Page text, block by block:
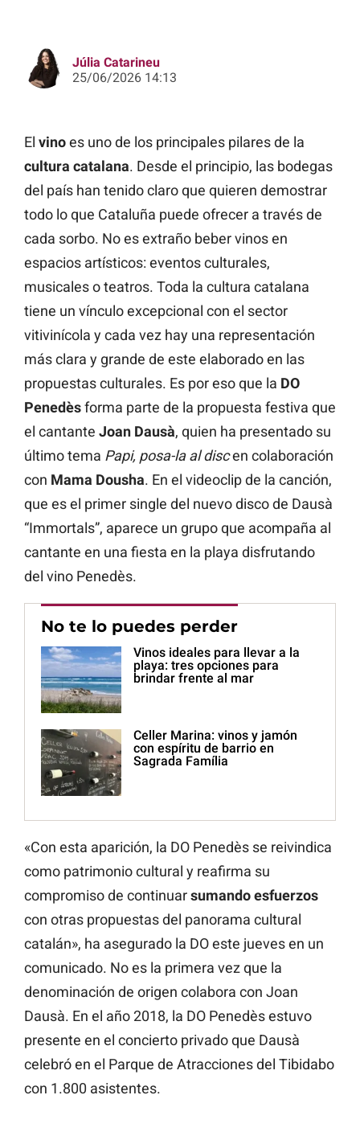
Júlia Catarineu
25/06/2026 14:13
El vinoes uno de los principales pilares de la
cultura catalana. Desde el principio, las bodegas
del país han tenido claro que quieren demostrar
todo lo que Cataluña puede ofrecer a través de
cada sorbo. No es extraño beber vinos en
espacios artísticos: eventos culturales,
musicales o teatros. Toda la cultura catalana
tiene un vínculo excepcional con el sector
vitivinícola y cada vez hay una representación
más clara y grande de este elaborado en las
propuestas culturales. Es por eso que la DO
Penedèsforma parte de la propuesta festiva que
el cantante Joan Dausà, quien ha presentado su
último tema Papi, posa-la al discen colaboración
con Mama Dousha. En el videoclip de la canción,
que es el primer single del nuevo disco de Dausà
“Immortals”, aparece un grupo que acompaña al
cantante en una fiesta en la playa disfrutando
del vino Penedès.
No te lo puedes perder
Vinos ideales para llevar a la
playa: tres opciones para
brindar frente al mar
Celler Marina: vinos y jamón
con espíritu de barrio en
Sagrada Família
«Con esta aparición, la DO Penedès se reivindica
como patrimonio cultural y reafirma su
compromiso de continuarsumando esfuerzos
con otras propuestas del panorama cultural
catalán», ha asegurado la DO este jueves en un
comunicado. No es la primera vez que la
denominación de origen colabora con Joan
Dausà. En el año 2018, la DO Penedès estuvo
presente en el concierto privado que Dausà
celebró en el Parque de Atracciones del Tibidabo
con 1.800 asistentes.